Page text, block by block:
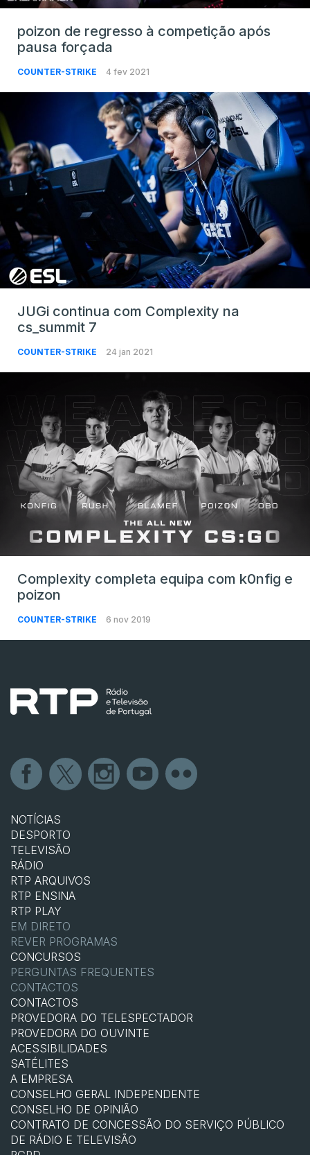
poizon de regresso à competição após
pausa forçada
COUNTER-STRIKE 4 fev 2021
JUGi continua com Complexity na
cs_summit 7
COUNTER-STRIKE 24 jan 2021
Complexity completa equipa com k0nfig e
poizon
COUNTER-STRIKE 6 nov 2019
NOTÍCIAS
DESPORTO
TELEVISÃO
RÁDIO
RTP ARQUIVOS
RTP ENSINA
RTP PLAY
EM DIRETO
REVER PROGRAMAS
CONCURSOS
PERGUNTAS FREQUENTES
CONTACTOS
CONTACTOS
PROVEDORA DO TELESPECTADOR
PROVEDORA DO OUVINTE
ACESSIBILIDADES
SATÉLITES
A EMPRESA
CONSELHO GERAL INDEPENDENTE
CONSELHO DE OPINIÃO
CONTRATO DE CONCESSÃO DO SERVIÇO PÚBLICO
DE RÁDIO E TELEVISÃO